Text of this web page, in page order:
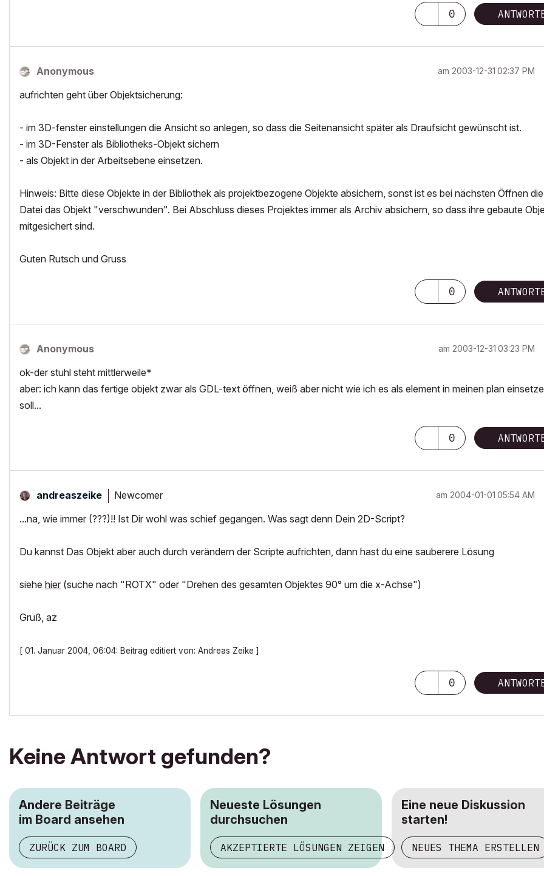
0
Anonymous am ‎2003-12-31 02:37 PM
aufrichten geht über Objektsicherung:
- im 3D-fenster einstellungen die Ansicht so anlegen, so dass die Seitenansicht später als Draufsicht gewünscht ist.
- im 3D-Fenster als Bibliotheks-Objekt sichern
- als Objekt in der Arbeitsebene einsetzen.
Hinweis: Bitte diese Objekte in der Bibliothek als projektbezogene Objekte absichern, sonst ist es bei nächsten Öffnen die
Datei das Objekt "verschwunden". Bei Abschluss dieses Projektes immer als Archiv absichern, so dass ihre gebaute
mitgesichert sind.
Guten Rutsch und Gruss
0
Anonymous am ‎2003-12-31 03:23 PM
ok-der stuhl steht mittlerweile*
aber: ich kann das fertige objekt zwar als GDL-text öffnen, weiß aber nicht wie ich es als element in meinen plan
soll...
0
andreaszeike Newcomer am ‎2004-01-01 05:54 AM
...na, wie immer (???)!! Ist Dir wohl was schief gegangen. Was sagt denn Dein 2D-Script?
Du kannst Das Objekt aber auch durch verändern der Scripte aufrichten, dann hast du eine sauberere Lösung
siehe hier (suche nach "ROTX" oder "Drehen des gesamten Objektes 90° um die x-Achse")
Gruß, az
[ 01. Januar 2004, 06:04: Beitrag editiert von: Andreas Zeike ]
0
Keine Antwort gefunden?
Andere Beiträge
im Board ansehen
ZURÜCK ZUM BOARD
Neueste Lösungen
durchsuchen
AKZEPTIERTE LÖSUNGEN ZEIGEN
Eine neue Diskussion
starten!
NEUES THEMA ERSTELLEN